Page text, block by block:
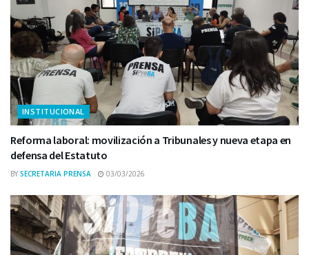
INSTITUCIONAL
Reforma laboral: movilización a Tribunales y nueva etapa en
defensa del Estatuto
BY SECRETARIA PRENSA 03/03/2026